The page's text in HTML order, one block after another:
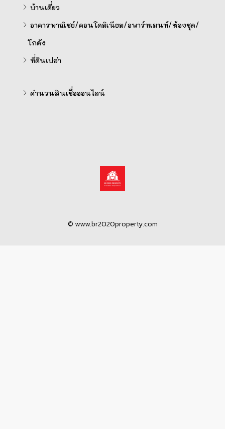
บ้านเดี่ยว
อาคารพาณิชย์/คอนโดมิเนียม/อพาร์ทเมนท์/ห้องชุด/
โกดัง
ที่ดินเปล่า
คำนวนสินเชื่อออนไลน์
© www.br2020property.com